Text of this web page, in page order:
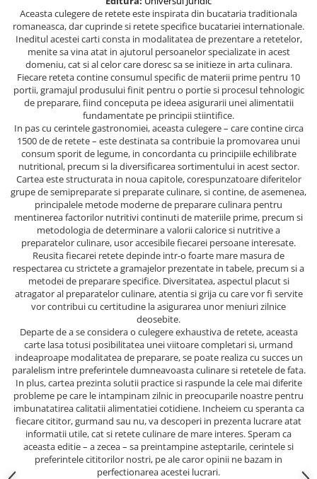
Sport
Stiinte/Educatie
Aceasta culegere de retete este inspirata din bucataria traditionala
romaneasca, dar cuprinde si retete specifice bucatariei internationale.
Ineditul acestei carti consta in modalitatea de prezentare a retetelor,
menite sa vina atat in ajutorul persoanelor specializate in acest
domeniu, cat si al celor care doresc sa se initieze in arta culinara.
Fiecare reteta contine consumul specific de materii prime pentru 10
portii, gramajul produsului finit pentru o portie si procesul tehnologic
de preparare, fiind conceputa pe ideea asigurarii unei alimentatii
fundamentate pe principii stiintifice.
In pas cu cerintele gastronomiei, aceasta culegere – care contine circa
1500 de de retete – este destinata sa contribuie la promovarea unui
consum sporit de legume, in concordanta cu principiile echilibrate
nutritional, precum si la diversificarea sortimentului in acest sector.
Cartea este structurata in noua capitole, corespunzatoare diferitelor
grupe de semipreparate si preparate culinare, si contine, de asemenea,
principalele metode moderne de preparare culinara pentru
mentinerea factorilor nutritivi continuti de materiile prime, precum si
metodologia de determinare a valorii calorice si nutritive a
preparatelor culinare, usor accesibile fiecarei persoane interesate.
Reusita fiecarei retete depinde intr-o foarte mare masura de
respectarea cu strictete a gramajelor prezentate in tabele, precum si a
metodei de preparare specifice. Diversitatea, aspectul placut si
atragator al preparatelor culinare, atentia si grija cu care vor fi servite
vor contribui cu certitudine la asigurarea unor meniuri zilnice
deosebite.
Departe de a se considera o culegere exhaustiva de retete, aceasta
carte lasa totusi posibilitatea unei viitoare completari si, urmand
indeaproape modalitatea de preparare, se poate realiza cu succes un
paralelism intre preferintele dumneavoasta culinare si retetele de fata.
In plus, cartea prezinta solutii practice si raspunde la cele mai diferite
probleme pe care le intampinam zilnic in preocuparile noastre pentru
imbunatatirea calitatii alimentatiei cotidiene. Incheiem cu speranta ca
fiecare cititor, gurmand sau nu, va descoperi in prezenta lucrare atat
informatii utile, cat si retete culinare de mare interes. Speram ca
aceasta editie – a zecea – sa preintampine asteptarile, cerintele si
preferintele cititorilor nostri, pe ale caror opinii ne bazam in
perfectionarea acestei lucrari.